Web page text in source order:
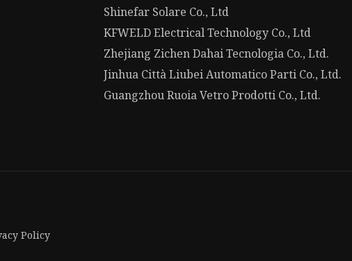
Shinefar Solare Co., Ltd
KFWELD Electrical Technology Co., Ltd
Zhejiang Zichen Dahai Tecnologia Co., Ltd.
Jinhua Città Liubei Automatico Parti Co., Ltd.
Guangzhou Ruoia Vetro Prodotti Co., Ltd.
Policy